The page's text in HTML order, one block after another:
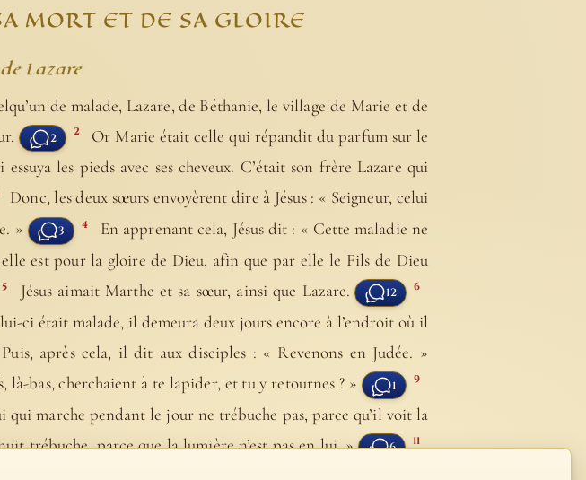
MORT ET DE SA GLOIRE
Lazare
de malade, Lazare, de Béthanie, le village de Marie et de
2 2
Or Marie était celle qui répandit du parfum sur le
les pieds avec ses cheveux. C’était son frère Lazare qui
Donc, les deux sœurs envoyèrent dire à Jésus : « Seigneur, celui
»
3 4
En apprenant cela, Jésus dit : « Cette maladie ne
est pour la gloire de Dieu, afin que par elle le Fils de Dieu
5 Jésus aimait Marthe et sa sœur, ainsi que Lazare. 12 6
ci était malade, il demeura deux jours encore à l’endroit où il
Puis, après cela, il dit aux disciples : « Revenons en Judée. »
bas, cherchaient à te lapider, et tu y retournes ? » 1 9
qui marche pendant le jour ne trébuche pas, parce qu’il voit la
trébuche, parce que la lumière n’est pas en lui. » 6 11